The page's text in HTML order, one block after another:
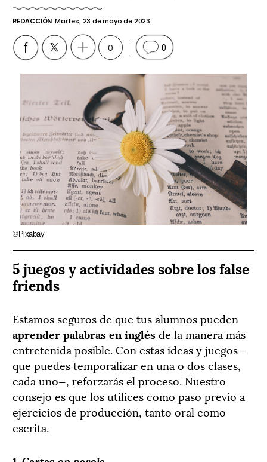
REDACCIÓN Martes, 23 de mayo de 2023
0 0
©Pixabay
5 juegos y actividades sobre los false
friends
Estamos seguros de que tus alumnos pueden
aprender palabras en inglésde la manera más
entretenida posible. Con estas ideas y juegos —
que puedes temporalizar en una o dos clases,
cada uno—, reforzarás el proceso. Nuestro
consejo es que los utilices como paso previo a
ejercicios de producción, tanto oral como
escrita.